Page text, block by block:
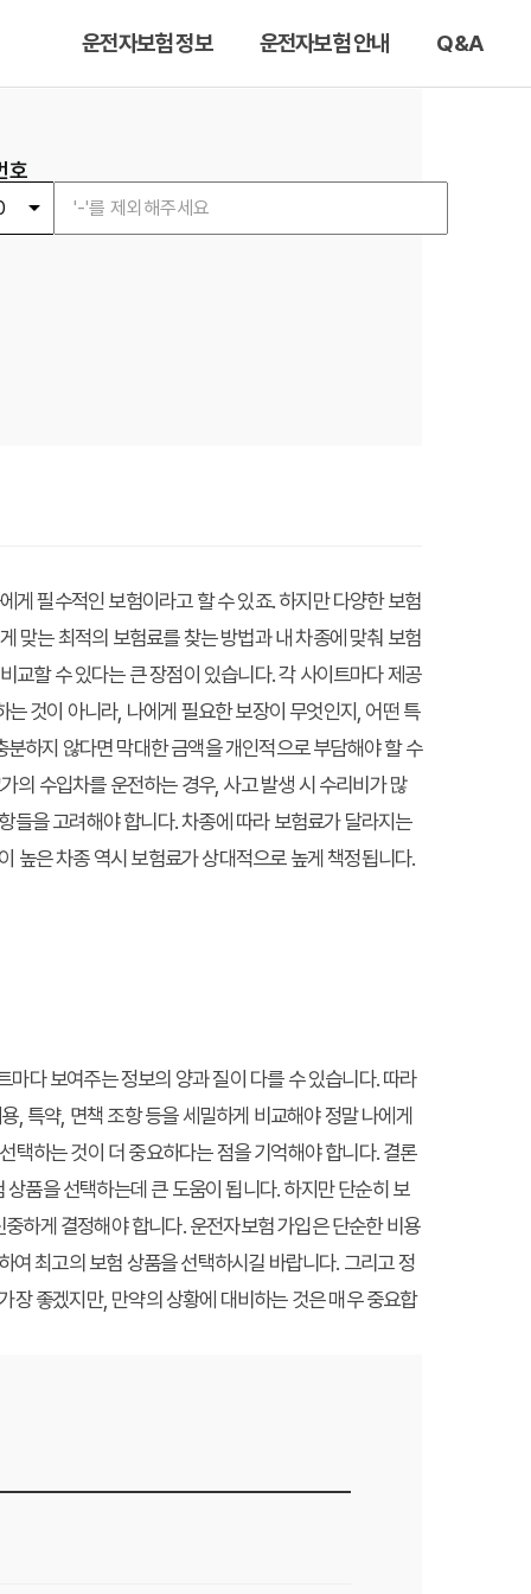
운전자보험 정보 운전자보험 안내 Q&A
호
게 필수적인 보험이라고 할 수 있죠. 하지만 다양한 보험
맞는 최적의 보험료를 찾는 방법과 내 차종에 맞춰 보험
교할 수 있다는 큰 장점이 있습니다. 각 사이트마다 제공
것이 아니라, 나에게 필요한 보장이 무엇인지, 어떤 특
하지 않다면 막대한 금액을 개인적으로 부담해야 할 수
의 수입차를 운전하는 경우, 사고 발생 시 수리비가 많
들을 고려해야 합니다. 차종에 따라 보험료가 달라지는
높은 차종 역시 보험료가 상대적으로 높게 책정됩니다.
다 보여주는 정보의 양과 질이 다를 수 있습니다. 따라
, 특약, 면책 조항 등을 세밀하게 비교해야 정말 나에게
택하는 것이 더 중요하다는 점을 기억해야 합니다. 결론
품을 선택하는데 큰 도움이 됩니다. 하지만 단순히 보
하게 결정해야 합니다. 운전자보험 가입은 단순한 비용
최고의 보험 상품을 선택하시길 바랍니다. 그리고 정
장 좋겠지만, 만약의 상황에 대비하는 것은 매우 중요합